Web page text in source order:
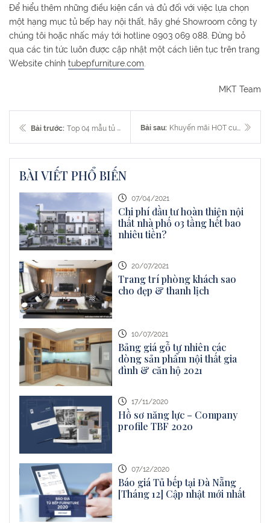
Để hiểu thêm những điều kiện cần và đủ đối với việc lựa chọn
một hạng mục tủ bếp hay nội thất, hãy ghé Showroom công ty
chúng tôi hoặc nhấc máy tới hotline 0903 069 088. Đừng bỏ
qua các tin tức luôn được cập nhật một cách liên tục trên trang
Website chính tubepfurniture.com
MKT Team
Bài trước: Top 04 mẫu tủ bếp "làm mưa, làm gió" trong năm 2022 Bài sau: Khuyến mãi HOT cuối năm: MUA 1 TẶNG 1
BÀI VIẾT PHỔ BIẾN
07/04/2021
Chi phí đầu tư hoàn thiện nội
thất nhà phố 03 tầng hết bao
nhiêu tiền?
20/07/2021
Trang trí phòng khách sao
cho đẹp & thanh lịch
10/07/2021
Bảng giá gỗ tự nhiên các
dòng sản phẩm nội thất gia
đình & căn hộ 2021
17/11/2020
Hồ sơ năng lực – Company
profile TBF 2020
07/12/2020
Báo giá Tủ bếp tại Đà Nẵng
[Tháng 12] Cập nhật mới nhất